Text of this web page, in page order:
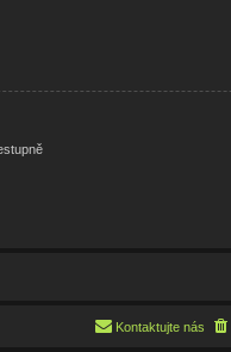
Kontaktujte nás